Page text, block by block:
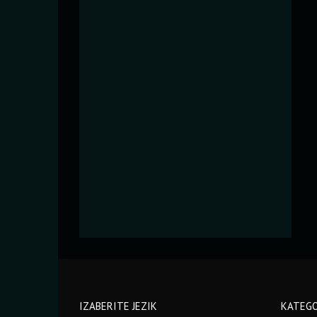
IZABERITE JEZIK